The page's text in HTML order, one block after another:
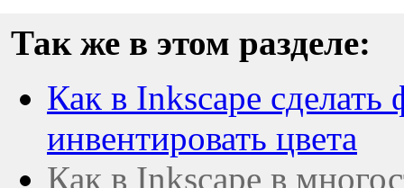
Так же в этом разделе:
Как в Inkscape сделать
инвентировать цвета
Как в Inkscape в